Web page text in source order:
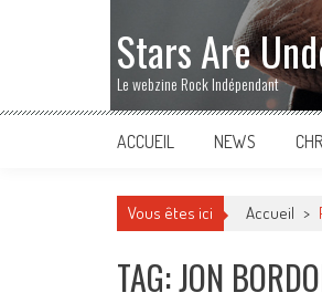
Stars Are
Le webzine Rock Indépendant
ACCUEIL NEWS
Vous êtes ici Accueil >
TAG: JON